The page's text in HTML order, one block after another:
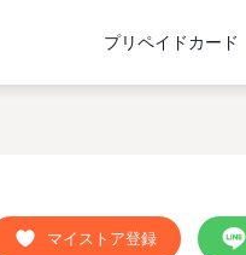
プリペイドカード
マイストア登録